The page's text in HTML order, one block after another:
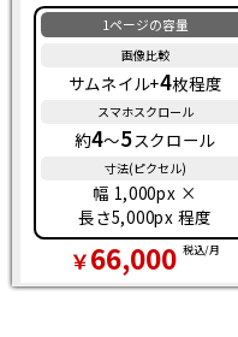
サムネイル+4枚程度
約4～5スクロール
幅 1,000px ×
長さ5,000px 程度
66,000 税込/月